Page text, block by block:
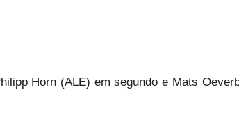
Horn (ALE) em segundo e Mats